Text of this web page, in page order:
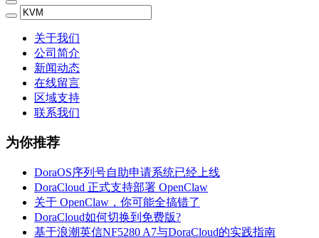
关于我们
公司简介
新闻动态
在线留言
区域支持
联系我们
为你推荐
DoraOS序列号自助申请系统已经上线
DoraCloud 正式支持部署 OpenClaw
关于 OpenClaw，你可能全搞错了
DoraCloud如何切换到免费版?
基于浪潮英信NF5280 A7与DoraCloud的实践指南